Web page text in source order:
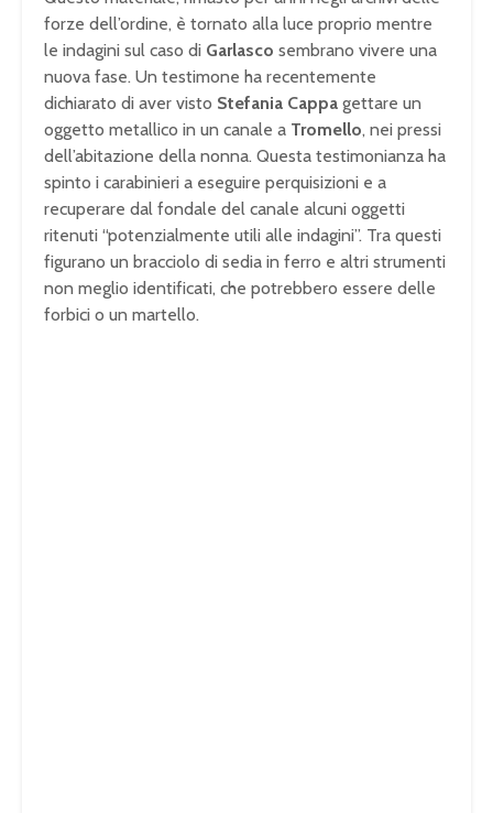
forze dell’ordine, è tornato alla luce proprio mentre
le indagini sul caso di Garlasco sembrano vivere una
nuova fase. Un testimone ha recentemente
dichiarato di aver visto Stefania Cappa gettare un
oggetto metallico in un canale a Tromello, nei pressi
dell’abitazione della nonna. Questa testimonianza ha
spinto i carabinieri a eseguire perquisizioni e a
recuperare dal fondale del canale alcuni oggetti
ritenuti “potenzialmente utili alle indagini”. Tra questi
figurano un bracciolo di sedia in ferro e altri strumenti
non meglio identificati, che potrebbero essere delle
forbici o un martello.